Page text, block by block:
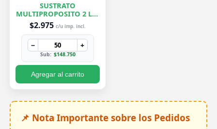
SUSTRATO
MULTIPROPOSITO 2 LTS
ROELPLANT
$2.975 c/u imp. incl.
− +
Sub: $148.750
Agregar al carrito
📌 Nota Importante sobre los Pedidos